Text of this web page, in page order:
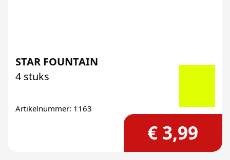
STAR FOUNTAIN
4 stuks
Artikelnummer: 1163
€ 3,99